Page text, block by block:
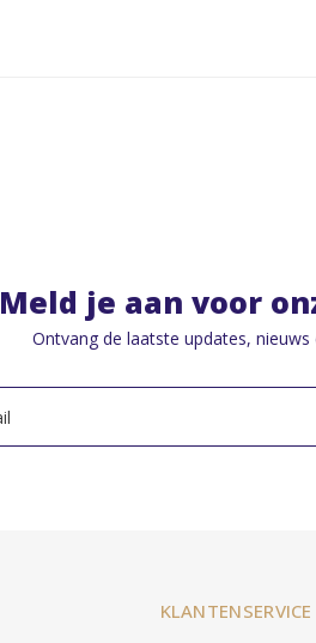
Meld je aan voor
Ontvang de laatste updates,
KLANTENSERVICE